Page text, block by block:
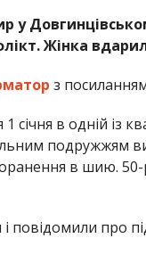
у
Жінка
з
січня в одній із
подружжям
в шию. 50-
про